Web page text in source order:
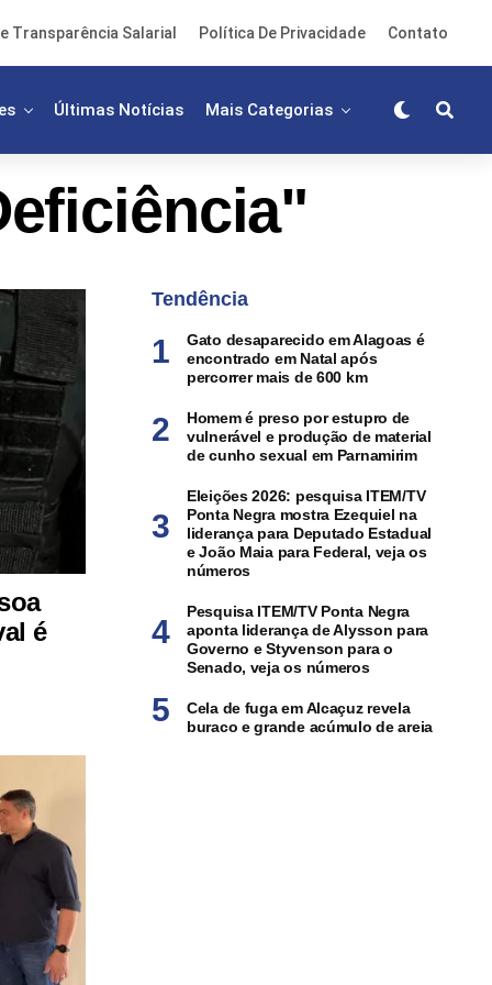
Transparência Salarial Política De Privacidade Contato
Últimas Notícias Mais Categorias
é
Tendência
Gato desaparecido em Alagoas é
encontrado em Natal após
percorrer mais de 600 km
Homem é preso por estupro de
vulnerável e produção de material
de cunho sexual em Parnamirim
Eleições 2026: pesquisa ITEM/TV
Ponta Negra mostra Ezequiel na
liderança para Deputado Estadual
e João Maia para Federal, veja os
números
Pesquisa ITEM/TV Ponta Negra
aponta liderança de Alysson para
Governo e Styvenson para o
Senado, veja os números
Cela de fuga em Alcaçuz revela
buraco e grande acúmulo de areia